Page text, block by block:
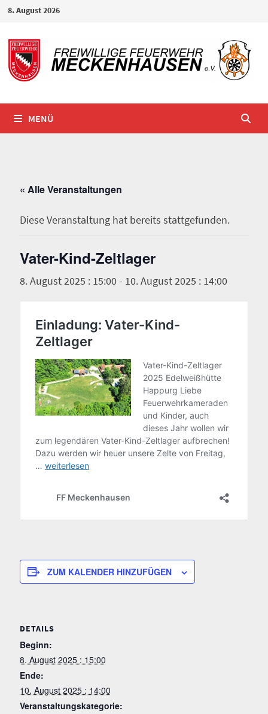
Zum
springen
8. August 2026
MENÜ
« Alle Veranstaltungen
Diese Veranstaltung hat bereits stattgefunden.
Vater-Kind-Zeltlager
8. August 2025 : 15:00- 10. August 2025 : 14:00
ZUM KALENDER HINZUFÜGEN
DETAILS
Beginn:
8. August 2025 : 15:00
Ende:
10. August 2025 : 14:00
Veranstaltungskategorie: